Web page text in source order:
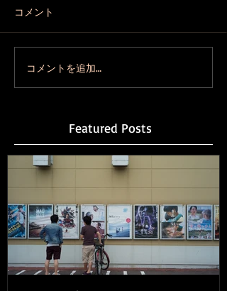
コメント
コメントを追加…
Featured Posts